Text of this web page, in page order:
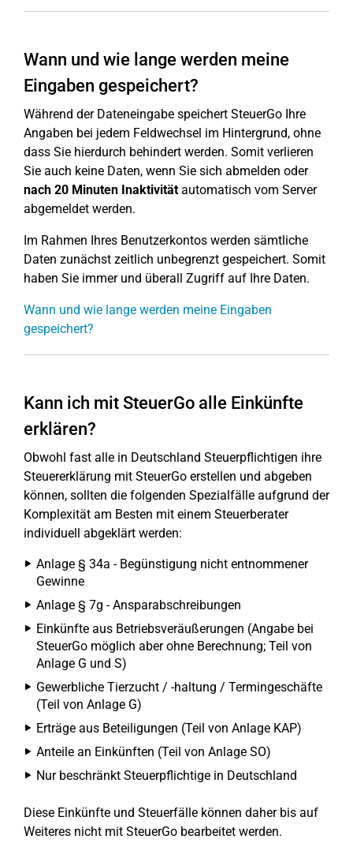
Wann und wie lange werden meine
Eingaben gespeichert?
Während der Dateneingabe speichert SteuerGo Ihre
Angaben bei jedem Feldwechsel im Hintergrund, ohne
dass Sie hierdurch behindert werden. Somit verlieren
Sie auch keine Daten, wenn Sie sich abmelden oder
nach 20 Minuten Inaktivitätautomatisch vom Server
abgemeldet werden.
Im Rahmen Ihres Benutzerkontos werden sämtliche
Daten zunächst zeitlich unbegrenzt gespeichert. Somit
haben Sie immer und überall Zugriff auf Ihre Daten.
Wann und wie lange werden meine Eingaben
gespeichert?
Kann ich mit SteuerGo alle Einkünfte
erklären?
Obwohl fast alle in Deutschland Steuerpflichtigen ihre
Steuererklärung mit SteuerGo erstellen und abgeben
können, sollten die folgenden Spezialfälle aufgrund der
Komplexität am Besten mit einem Steuerberater
individuell abgeklärt werden:
Anlage § 34a - Begünstigung nicht entnommener
Gewinne
Anlage § 7g - Ansparabschreibungen
Einkünfte aus Betriebsveräußerungen (Angabe bei
SteuerGo möglich aber ohne Berechnung; Teil von
Anlage G und S)
Gewerbliche Tierzucht / -haltung / Termingeschäfte
(Teil von Anlage G)
Erträge aus Beteiligungen (Teil von Anlage KAP)
Anteile an Einkünften (Teil von Anlage SO)
Nur beschränkt Steuerpflichtige in Deutschland
Diese Einkünfte und Steuerfälle können daher bis auf
Weiteres nicht mit SteuerGo bearbeitet werden.